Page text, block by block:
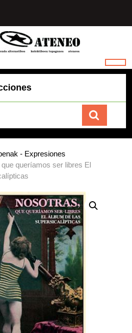
Carrito
- Expresiones
queríamos ser libres El